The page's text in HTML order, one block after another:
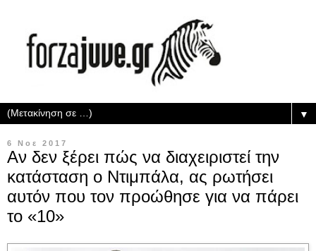
▼
6 Νοε 2017
Αν δεν ξέρει πώς να διαχειριστεί την
κατάσταση ο Ντιμπάλα, ας ρωτήσει
αυτόν που τον προώθησε για να πάρει
το «10»